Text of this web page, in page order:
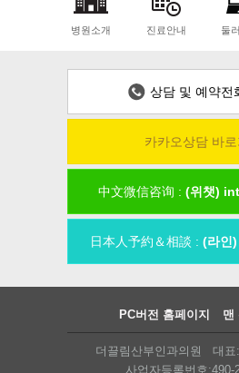
병원소개 진료안내 둘
상담 및 예약전
카카오상담 바로
中文微信咨询 : (위챗)
日本人予約＆相談 : (라인
PC버전 홈페이지 맨
더끌림산부인과의원 대표
사업자등록번호:490-